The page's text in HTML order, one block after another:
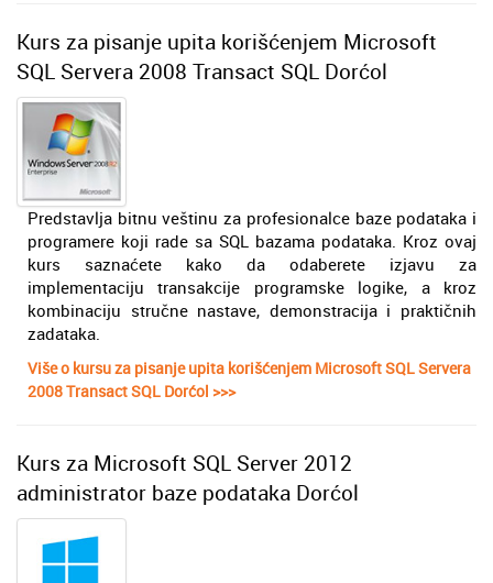
Kurs za pisanje upita korišćenjem Microsoft
SQL Servera 2008 Transact SQL Dorćol
Predstavlja bitnu veštinu za profesionalce baze podataka i
programere koji rade sa SQL bazama podataka. Kroz ovaj
kurs saznaćete kako da odaberete izjavu za
implementaciju transakcije programske logike, a kroz
kombinaciju stručne nastave, demonstracija i praktičnih
zadataka.
Više o kursu za pisanje upita korišćenjem Microsoft SQL Servera
2008 Transact SQL Dorćol >>>
Kurs za Microsoft SQL Server 2012
administrator baze podataka Dorćol